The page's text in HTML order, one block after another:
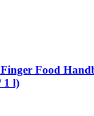
Finger Food
1 l)